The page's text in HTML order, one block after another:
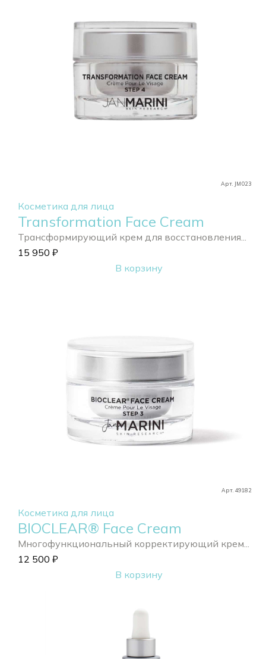
Арт. JM023
Косметика для лица
Transformation Face Cream
Трансформирующий крем для восстановления...
15 950 ₽
В корзину
Арт. 49182
Косметика для лица
BIOCLEAR® Face Cream
Многофункциональный корректирующий крем...
12 500 ₽
В корзину